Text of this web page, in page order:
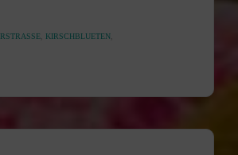
KIRSCHBLUETEN